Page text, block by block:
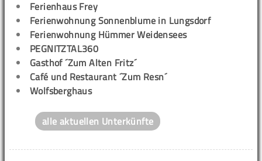
Ferienhaus Frey
Ferienwohnung Sonnenblume in Lungsdorf
Ferienwohnung Hümmer Weidensees
PEGNITZTAL360
Gasthof ´Zum Alten Fritz´
Café und Restaurant ´Zum Resn´
Wolfsberghaus
alle aktuellen Unterkünfte